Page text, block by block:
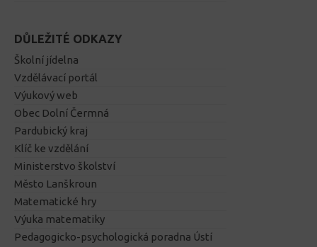
DŮLEŽITÉ ODKAZY
Školní jídelna
Vzdělávací portál
Výukový web
Obec Dolní Čermná
Pardubický kraj
Klíč ke vzdělání
Ministerstvo školství
Město Lanškroun
Matematické hry
Výuka matematiky
Pedagogicko-psychologická poradna Ústí